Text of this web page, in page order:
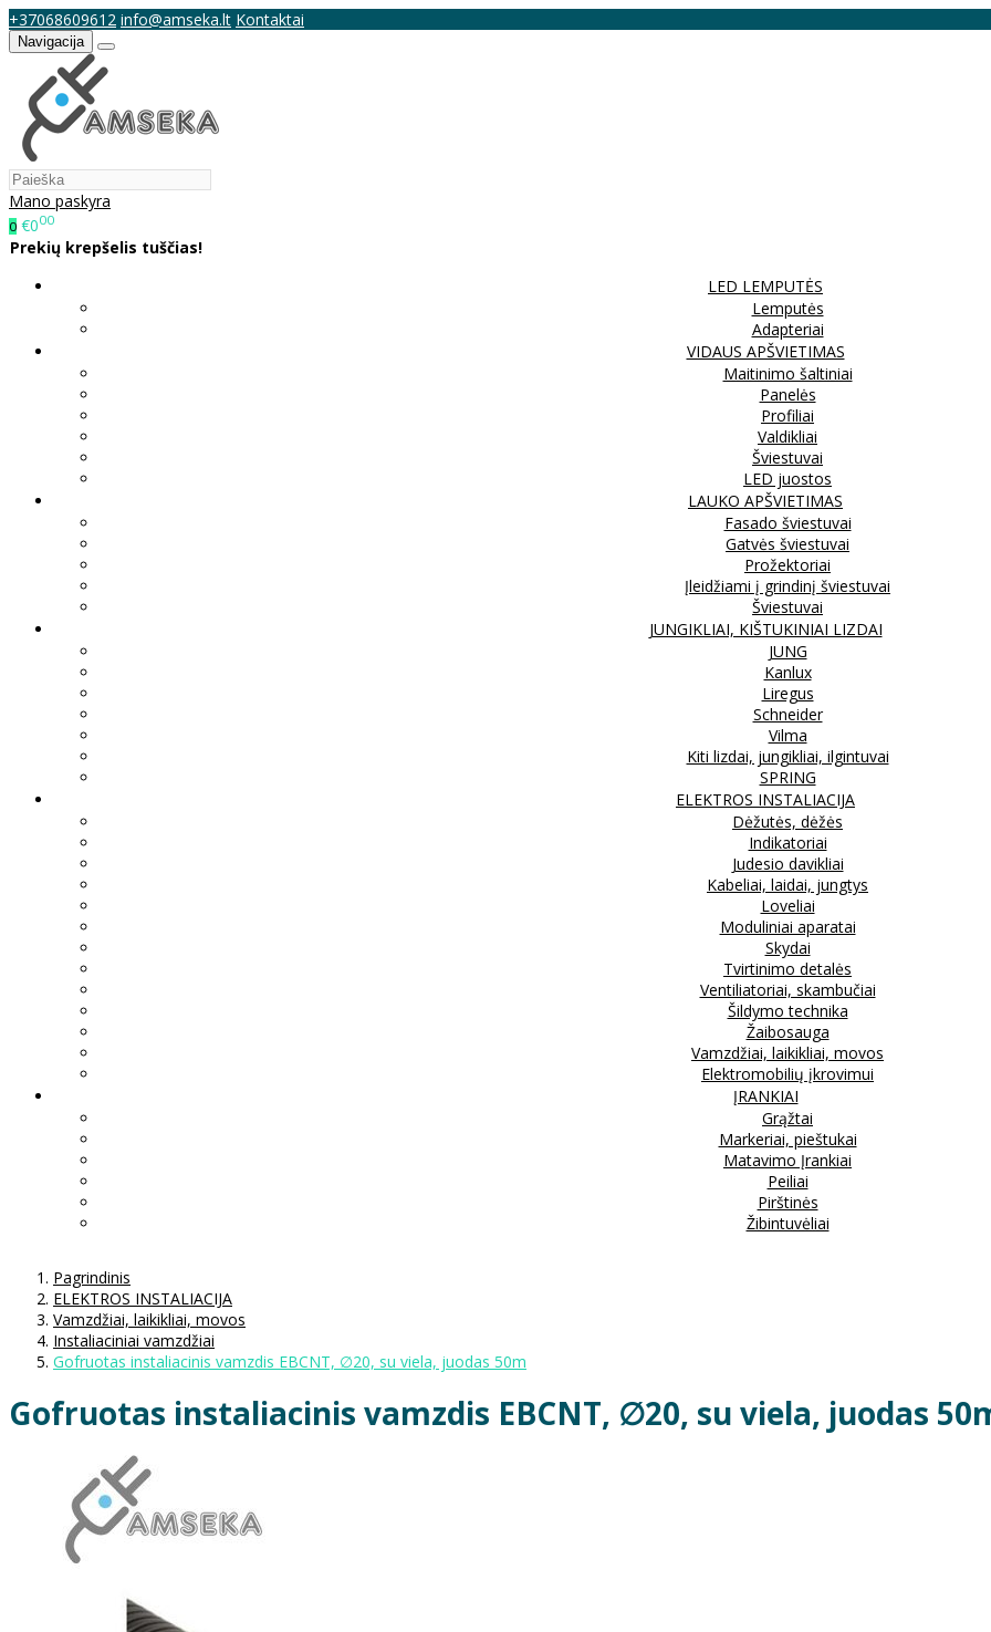
+37068609612 info@amseka.lt Kontaktai
Navigacija
Mano paskyra
0 €000
Prekių krepšelis tuščias!
LED LEMPUTĖS
Lemputės
Adapteriai
VIDAUS APŠVIETIMAS
Maitinimo šaltiniai
Panelės
Profiliai
Valdikliai
Šviestuvai
LED juostos
LAUKO APŠVIETIMAS
Fasado šviestuvai
Gatvės šviestuvai
Prožektoriai
Įleidžiami į grindinį šviestuvai
Šviestuvai
JUNGIKLIAI, KIŠTUKINIAI LIZDAI
JUNG
Kanlux
Liregus
Schneider
Vilma
Kiti lizdai, jungikliai, ilgintuvai
SPRING
ELEKTROS INSTALIACIJA
Dėžutės, dėžės
Indikatoriai
Judesio davikliai
Kabeliai, laidai, jungtys
Loveliai
Moduliniai aparatai
Skydai
Tvirtinimo detalės
Ventiliatoriai, skambučiai
Šildymo technika
Žaibosauga
Vamzdžiai, laikikliai, movos
Elektromobilių įkrovimui
ĮRANKIAI
Grąžtai
Markeriai, pieštukai
Matavimo Įrankiai
Peiliai
Pirštinės
Žibintuvėliai
Pagrindinis
ELEKTROS INSTALIACIJA
Vamzdžiai, laikikliai, movos
Instaliaciniai vamzdžiai
Gofruotas instaliacinis vamzdis EBCNT, ∅20, su viela, juodas 50m
Gofruotas instaliacinis vamzdis EBCNT, ∅20, su viela, juodas